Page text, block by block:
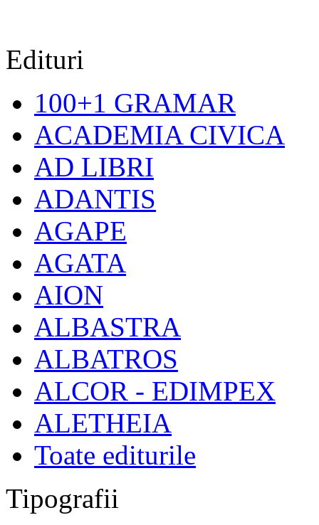
Edituri
100+1 GRAMAR
ACADEMIA CIVICA
AD LIBRI
ADANTIS
AGAPE
AGATA
AION
ALBASTRA
ALBATROS
ALCOR - EDIMPEX
ALETHEIA
Toate editurile
Tipografii